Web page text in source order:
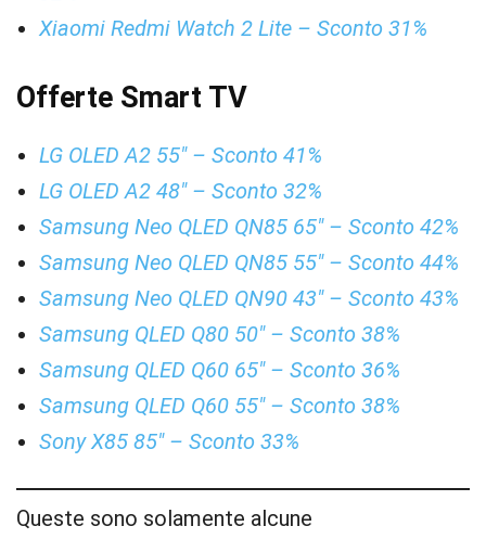
Xiaomi Redmi Watch 2 Lite – Sconto 31%
Offerte Smart TV
LG OLED A2 55″ – Sconto 41%
LG OLED A2 48″ – Sconto 32%
Samsung Neo QLED QN85 65″ – Sconto 42%
Samsung Neo QLED QN85 55″ – Sconto 44%
Samsung Neo QLED QN90 43″ – Sconto 43%
Samsung QLED Q80 50″ – Sconto 38%
Samsung QLED Q60 65″ – Sconto 36%
Samsung QLED Q60 55″ – Sconto 38%
Sony X85 85″ – Sconto 33%
Queste sono solamente alcune